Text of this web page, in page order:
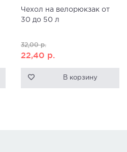
Чехол на велорюкзак от
30 до 50 л
32,00р.
22,40 р.
В корзину